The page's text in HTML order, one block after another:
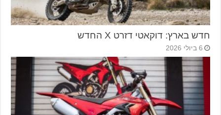
חדש בארץ: דוקאטי דזרט X החדש
6 ביולי 2026